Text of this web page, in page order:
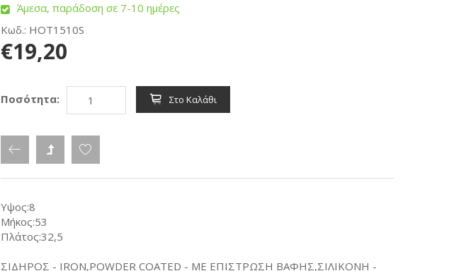
Άμεσα, παράδοση σε 7-10 ημέρες
Κωδ.: HOT1510S
€19,20
Ποσότητα: Στο Καλάθι
Υψος:8
Μήκος:53
Πλάτος:32,5
ΣΙΔΗΡΟΣ - IRON,POWDER COATED - ΜΕ ΕΠΙΣΤΡΩΣΗ ΒΑΦΗΣ,ΣΙΛΙΚΟΝΗ -